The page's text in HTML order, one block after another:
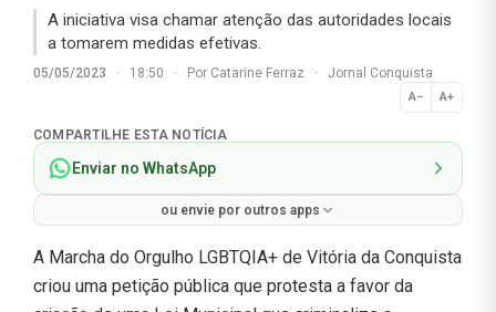
A iniciativa visa chamar atenção das autoridades locais
a tomarem medidas efetivas.
05/05/2023 · 18:50 · Por Catarine Ferraz · Jornal Conquista
A− A+
Normal
COMPARTILHE ESTA NOTÍCIA
Enviar no WhatsApp
ou envie por outros apps
A Marcha do Orgulho LGBTQIA+ de Vitória da Conquista
criou uma petição pública que protesta a favor da